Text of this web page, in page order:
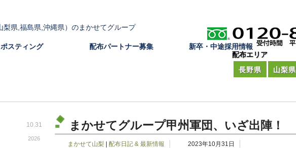
配布エリア
長野県
山梨県
ポスティング 配布パートナー募集 新卒・中途採用情報
まかせてグループ甲州軍団、いざ出陣！
まかせて山梨 配布日記 & 最新情報 2023年10月31日
2026
10.31